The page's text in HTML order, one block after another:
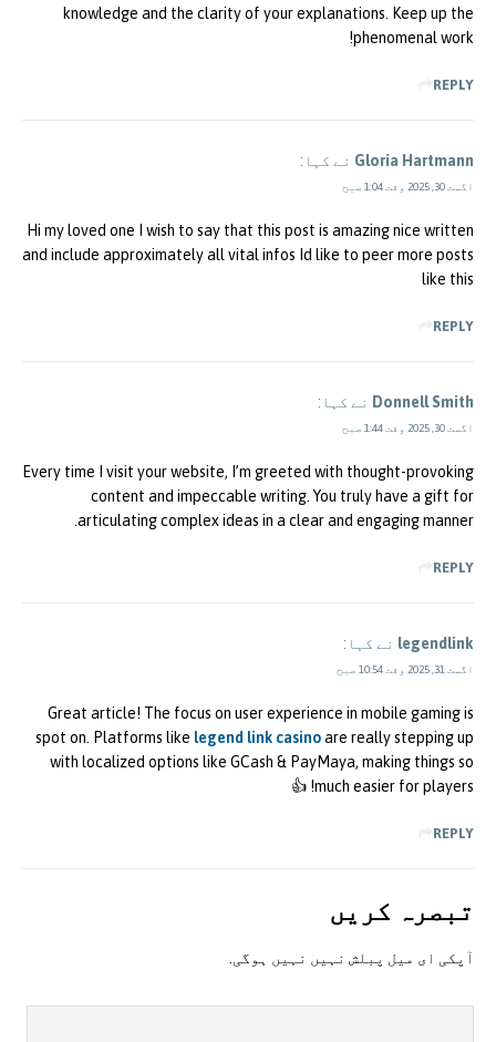
knowledge and the clarity of your explanations. Keep up the
phenomenal work!
REPLY
Gloria Hartmann نے کہا:
اگست 30, 2025 وقت 1:04 صبح
Hi my loved one I wish to say that this post is amazing nice written
and include approximately all vital infos Id like to peer more posts
like this
REPLY
Donnell Smith نے کہا:
اگست 30, 2025 وقت 1:44 صبح
Every time I visit your website, I’m greeted with thought-provoking
content and impeccable writing. You truly have a gift for
articulating complex ideas in a clear and engaging manner.
REPLY
legendlink نے کہا:
اگست 31, 2025 وقت 10:54 صبح
Great article! The focus on user experience in mobile gaming is
spot on. Platforms like legend link casinoare really stepping up
with localized options like GCash & PayMaya, making things so
much easier for players! 👍
REPLY
تبصرہ کريں
آپکی ای ميل پبلش نہيں نہيں ہوگی.